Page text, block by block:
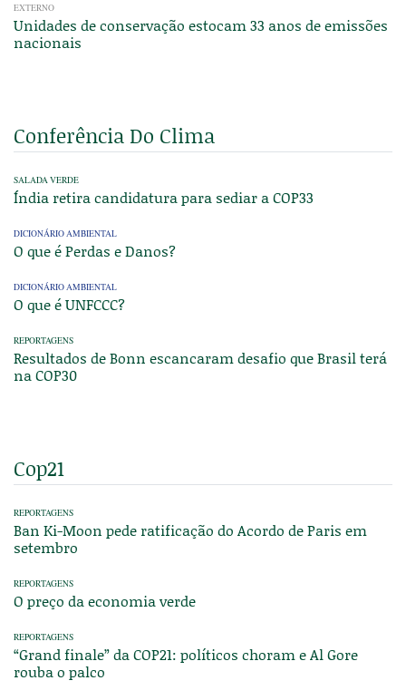
EXTERNO
Unidades de conservação estocam 33 anos de emissões
nacionais
Conferência Do Clima
SALADA VERDE
Índia retira candidatura para sediar a COP33
DICIONÁRIO AMBIENTAL
O que é Perdas e Danos?
DICIONÁRIO AMBIENTAL
O que é UNFCCC?
REPORTAGENS
Resultados de Bonn escancaram desafio que Brasil terá
na COP30
Cop21
REPORTAGENS
Ban Ki-Moon pede ratificação do Acordo de Paris em
setembro
REPORTAGENS
O preço da economia verde
REPORTAGENS
“Grand finale” da COP21: políticos choram e Al Gore
rouba o palco